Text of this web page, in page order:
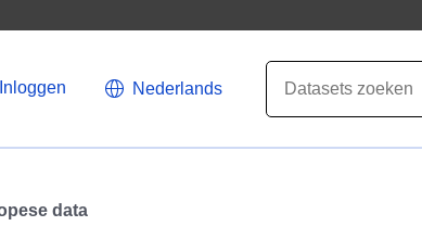
Inloggen Nederlands
data